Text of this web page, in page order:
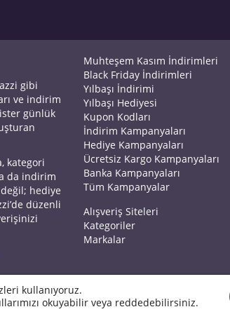
gibi
ve indirim
günlük
kategori
da indirim
hediye
düzenli
Muhteşem Kasım İndirimleri
Black Friday İndirimleri
Yılbaşı İndirimi
Yılbaşı Hediyesi
Kupon Kodları
İndirim Kampanyaları
Hediye Kampanyaları
Ücretsiz Kargo Kampanyaları
Banka Kampanyaları
Tüm Kampanyalar
Alışveriş Siteleri
Kategoriler
Markalar
kullanıyoruz.
okuyabilir veya reddedebilirsiniz.